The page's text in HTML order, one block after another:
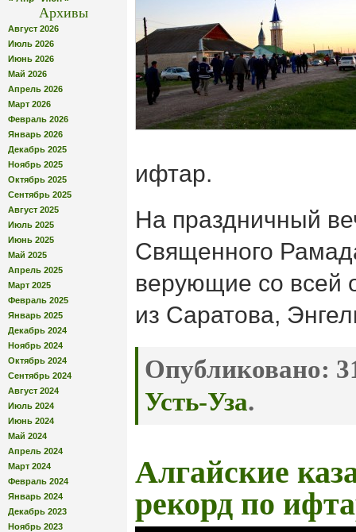
Архивы
Август 2026
Июль 2026
Июнь 2026
Май 2026
Апрель 2026
Март 2026
Февраль 2026
Январь 2026
Декабрь 2025
Ноябрь 2025
Октябрь 2025
Сентябрь 2025
Август 2025
Июль 2025
Июнь 2025
Май 2025
Апрель 2025
Март 2025
Февраль 2025
Январь 2025
Декабрь 2024
Ноябрь 2024
Октябрь 2024
Сентябрь 2024
Август 2024
Июль 2024
Июнь 2024
Май 2024
Апрель 2024
Март 2024
Февраль 2024
Январь 2024
Декабрь 2023
Ноябрь 2023
ифтар.
На праздничный
Священного
верующие со всей
из Саратова,
Опубликовано:
Усть-Уза.
Алгайские
рекорд по